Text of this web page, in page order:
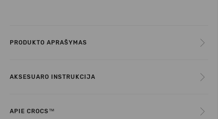
PRODUKTO APRAŠYMAS
AKSESUARO INSTRUKCIJA
APIE CROCS™